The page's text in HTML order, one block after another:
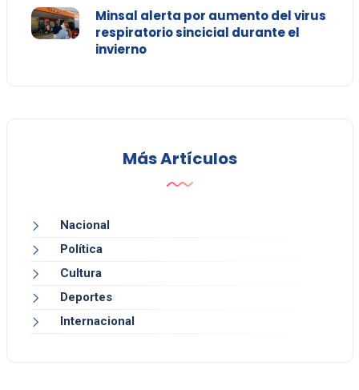
Minsal alerta por aumento del virus
respiratorio sincicial durante el
invierno
Más Artículos
Nacional
Política
Cultura
Deportes
Internacional